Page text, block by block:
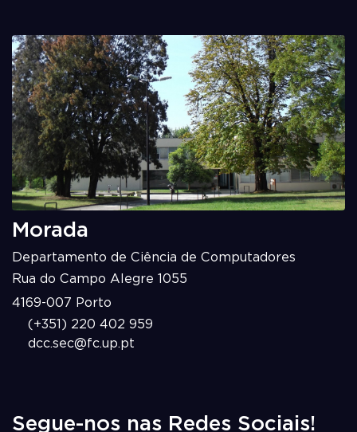
Morada
Departamento de Ciência de Computadores
Rua do Campo Alegre 1055
4169-007 Porto
(+351) 220 402 959
dcc.sec@fc.up.pt
Segue-nos nas Redes Sociais!